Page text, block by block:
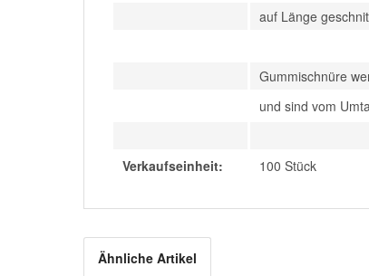
auf Länge
Gummischnüre
und sind vom
Verkaufseinheit: 100 Stück
Ähnliche Artikel